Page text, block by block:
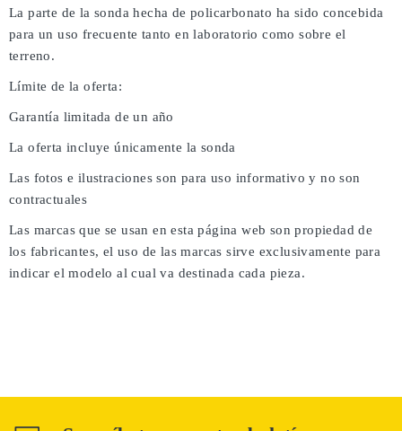
La parte de la sonda hecha de policarbonato ha sido concebida
para un uso frecuente tanto en laboratorio como sobre el
terreno.
Límite de la oferta:
Garantía limitada de un año
La oferta incluye únicamente la sonda
Las fotos e ilustraciones son para uso informativo y no son
contractuales
Las marcas que se usan en esta página web son propiedad de
los fabricantes, el uso de las marcas sirve exclusivamente para
indicar el modelo al cual va destinada cada pieza.